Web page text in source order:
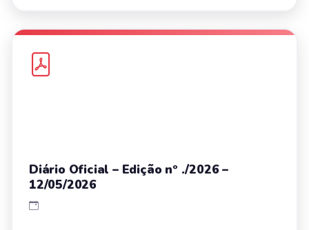
Diário Oficial – Edição nº ./2026 –
12/05/2026